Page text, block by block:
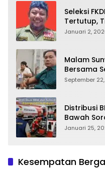
Seleksi
Tertutup,
Januari 2,
Malam
Bersama
September
Distribusi
Bawah
Januari 25,
Kesempatan